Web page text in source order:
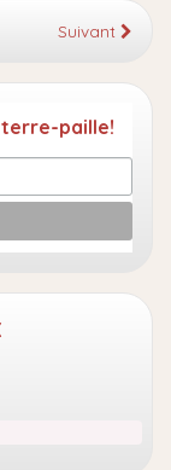
Suivant
paille!